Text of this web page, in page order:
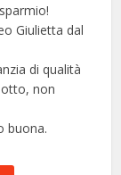
Giulietta dal
di qualità
non
buona.